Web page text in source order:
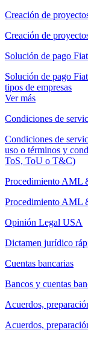
Creación de
Creación de
Solución de pago
Solución de pago
tipos de empresas
Ver más
Condiciones de
Condiciones de
uso o términos y
ToS, ToU o T&C)
Procedimiento AML
Procedimiento AML
Opinión Legal USA
Dictamen jurídico
Cuentas bancarias
Bancos y cuentas
Acuerdos,
Acuerdos,